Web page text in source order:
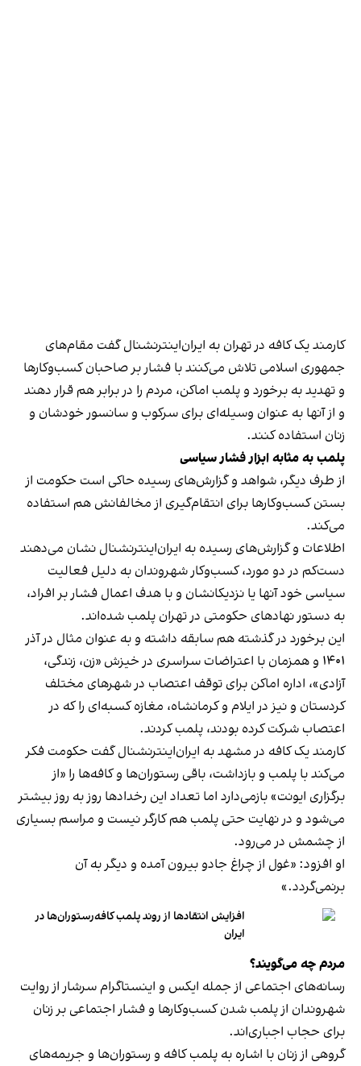
کارمند یک کافه در تهران به ایران‌اینترنشنال گفت مقام‌های
جمهوری اسلامی تلاش می‌کنند با فشار بر صاحبان کسب‌وکارها
و تهدید به برخورد و پلمب اماکن، مردم را در برابر هم قرار دهند
و از آنها به عنوان وسیله‌ای برای سرکوب و سانسور خودشان و
زنان استفاده کنند.
پلمب به مثابه ابزار فشار سیاسی
از طرف دیگر، شواهد و گزارش‌های رسیده حاکی است حکومت از
بستن کسب‌وکارها برای انتقام‌گیری از مخالفانش هم استفاده
می‌کند.
اطلاعات و گزارش‌های رسیده به ایران‌اینترنشنال نشان می‌دهند
دست‌کم در دو مورد، کسب‌وکار شهروندان به دلیل فعالیت
سیاسی خود آنها یا نزدیکانشان و با هدف اعمال فشار بر افراد،
به دستور نهادهای حکومتی در تهران پلمب شده‌اند.
این برخورد در گذشته هم سابقه داشته و به عنوان مثال در آذر
۱۴۰۱ و همزمان با اعتراضات سراسری در خیزش «زن، زندگی،
آزادی»، اداره اماکن برای توقف اعتصاب در شهرهای مختلف
کردستان و نیز در ایلام و کرمانشاه، مغازه کسبه‌ای را که در
اعتصاب شرکت کرده بودند، پلمب کردند.
کارمند یک کافه در مشهد به ایران‌اینترنشنال گفت حکومت فکر
می‌کند با پلمب و بازداشت، باقی رستوران‌ها و کافه‌ها را «از
برگزاری ایونت» بازمی‌دارد اما تعداد این رخدادها روز به روز بیشتر
می‌شود و در نهایت حتی پلمب هم کارگر نیست و مراسم بسیاری
از چشمش در می‌رود.
او افزود: «غول از چراغ جادو بیرون آمده و دیگر به آن
برنمی‎‌گردد.»
افزایش انتقادها از روند پلمب کافه‌رستوران‌ها در
ایران
مردم چه می‌گویند؟
رسانه‎‌های اجتماعی از جمله ایکس و اینستاگرام سرشار از روایت
شهروندان از پلمب شدن کسب‌وکارها و فشار اجتماعی بر زنان
برای حجاب اجباری‌اند.
گروهی از زنان با اشاره به پلمب کافه و رستوران‌ها و جریمه‌های